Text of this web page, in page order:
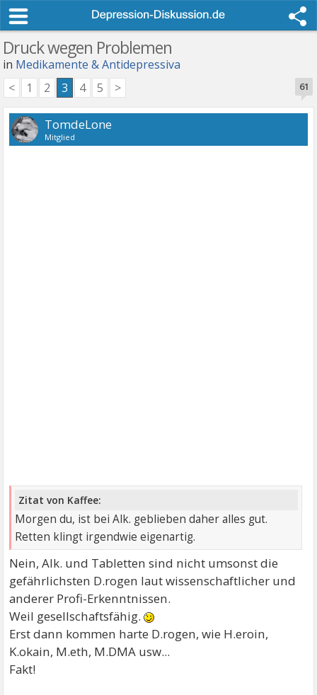
Druck wegen Problemen
in Medikamente & Antidepressiva
61
< 1 2 3 4 5 >
TomdeLone
Mitglied
Zitat von Kaffee:
Morgen du, ist bei Alk. geblieben daher alles gut.
Retten klingt irgendwie eigenartig.
Nein, Alk. und Tabletten sind nicht umsonst die
gefährlichsten D.rogen laut wissenschaftlicher und
anderer Profi-Erkenntnissen.
Weil gesellschaftsfähig.
Erst dann kommen harte D.rogen, wie H.eroin,
K.okain, M.eth, M.DMA usw...
Fakt!